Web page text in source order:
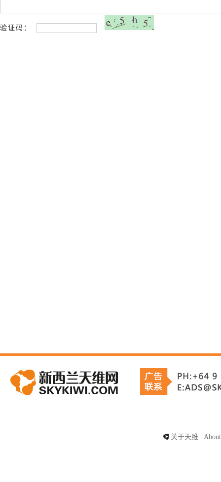
验证码：
关于天维